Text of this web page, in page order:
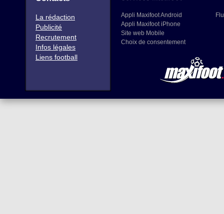
La rédaction
Publicité
Recrutement
Infos légales
Liens football
Appli Maxifoot Android
Appli Maxifoot iPhone
Site web Mobile
Choix de consentement